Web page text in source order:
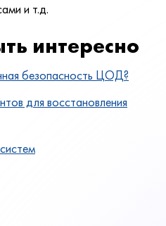
и т.д.
интересно
безопасность ЦОД?
для восстановления